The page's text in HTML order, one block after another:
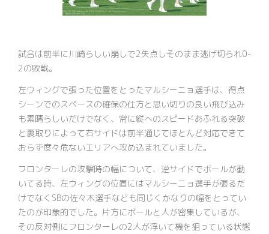
試合は前半に川崎らしい崩しで2失点しそのまま逃げ切られ0-
2の敗戦。
左ウィングで張った位置をとったマルシーニョ選手は、得点
シーンでのスペースの確保の仕方と思い切りの良い飛び込み
も素晴らしいだけでなく、常に縦へのスピードあふれる突破
と裏取りによって右サイドは前半通じてほとんど対応できて
おらず度々危ないエリアへ攻め込まれていました。
フロンターレの攻撃時の幅について、逆サイドでボールが動
いてる時、左ウィングの位置にはマルシーニョ選手が張るだ
けでなくSBの佐々木選手なども同じくかなりの幅をとってい
たのが印象的でした。片方にボールと人が密集しているが、
その反対側にフロンターレの2人が浮いて機を狙っている状態